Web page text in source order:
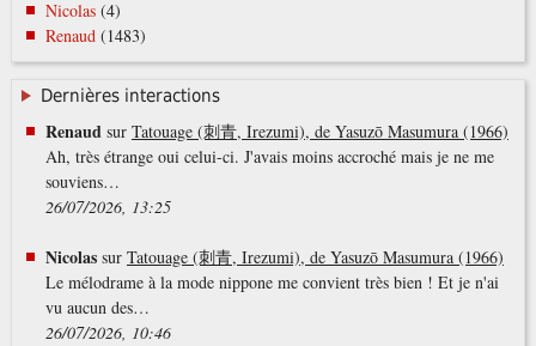
Nicolas(4)
Renaud (1483)
Dernières interactions
Renaudsur Tatouage (刺青, Irezumi), de Yasuzō Masumura (1966)
Ah, très étrange oui celui-ci. J'avais moins accroché mais je ne me
souviens…
26/07/2026, 13:25
Nicolassur Tatouage (刺青, Irezumi), de Yasuzō Masumura (1966)
Le mélodrame à la mode nippone me convient très bien ! Et je n'ai
vu aucun des…
26/07/2026, 10:46